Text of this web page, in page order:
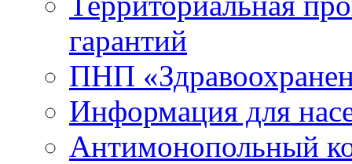
гарантий
ПНП
Информация для
Антимонопольный